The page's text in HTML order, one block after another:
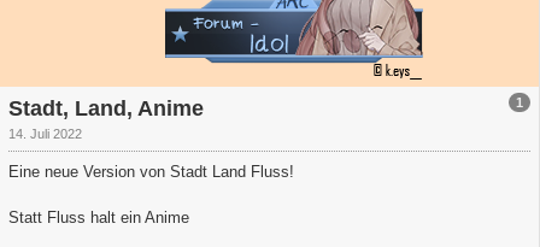
1
Stadt, Land, Anime
14. Juli 2022
Eine neue Version von Stadt Land Fluss!
Statt Fluss halt ein Anime